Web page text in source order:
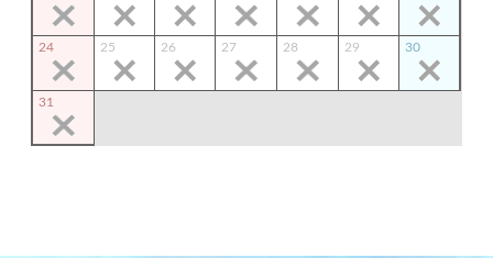
24 25 26 27 28 29 30
31